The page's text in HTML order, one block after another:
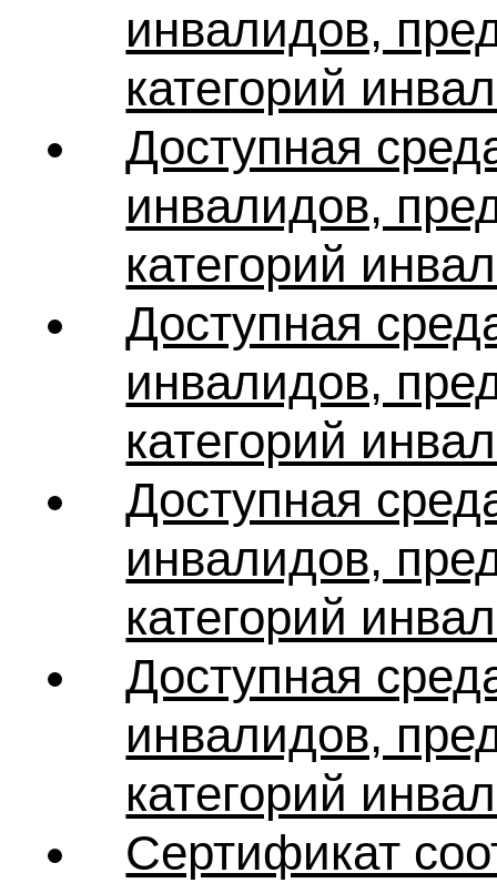
инвалидов,
категорий
Доступная
инвалидов,
категорий
Доступная
инвалидов,
категорий
Доступная
инвалидов,
категорий
Доступная
инвалидов,
категорий
Сертификат